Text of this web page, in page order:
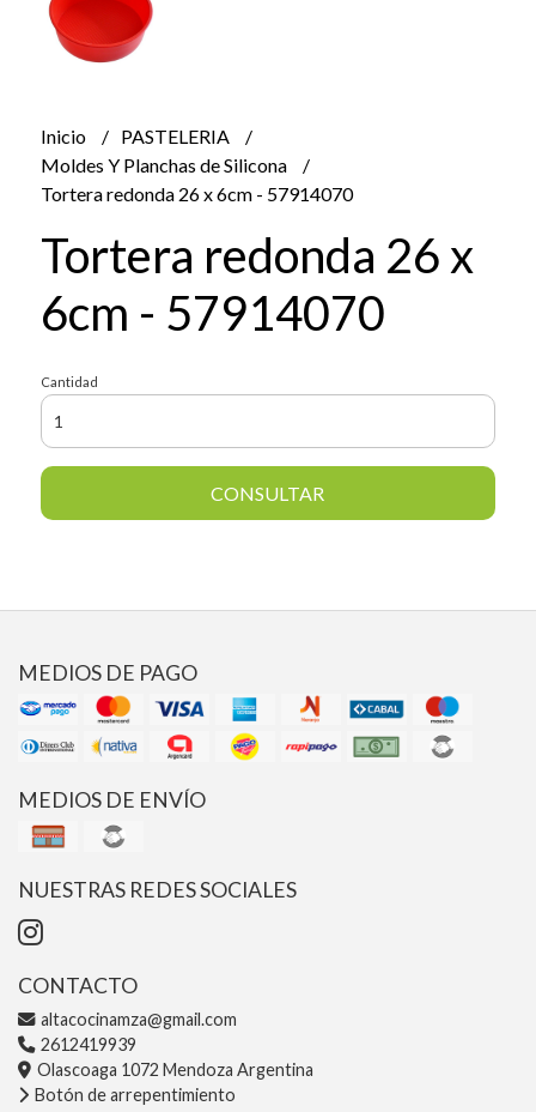
Inicio
PASTELERIA
Moldes Y Planchas de Silicona
Tortera redonda 26 x 6cm - 57914070
Tortera redonda 26 x
6cm - 57914070
Cantidad
CONSULTAR
MEDIOS DE PAGO
MEDIOS DE ENVÍO
NUESTRAS REDES SOCIALES
CONTACTO
altacocinamza@gmail.com
2612419939
Olascoaga 1072 Mendoza Argentina
Botón de arrepentimiento